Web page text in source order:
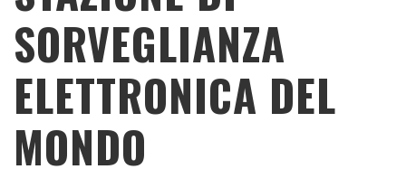
SORVEGLIANZA
ELETTRONICA DEL
MONDO